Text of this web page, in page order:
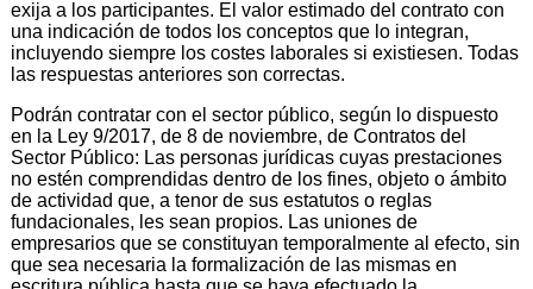
exija a los participantes. El valor estimado del contrato con
una indicación de todos los conceptos que lo integran,
incluyendo siempre los costes laborales si existiesen. Todas
las respuestas anteriores son correctas.
Podrán contratar con el sector público, según lo dispuesto
en la Ley 9/2017, de 8 de noviembre, de Contratos del
Sector Público: Las personas jurídicas cuyas prestaciones
no estén comprendidas dentro de los fines, objeto o ámbito
de actividad que, a tenor de sus estatutos o reglas
fundacionales, les sean propios. Las uniones de
empresarios que se constituyan temporalmente al efecto, sin
que sea necesaria la formalización de las mismas en